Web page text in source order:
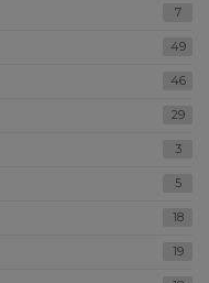
7
49
46
29
3
5
18
19